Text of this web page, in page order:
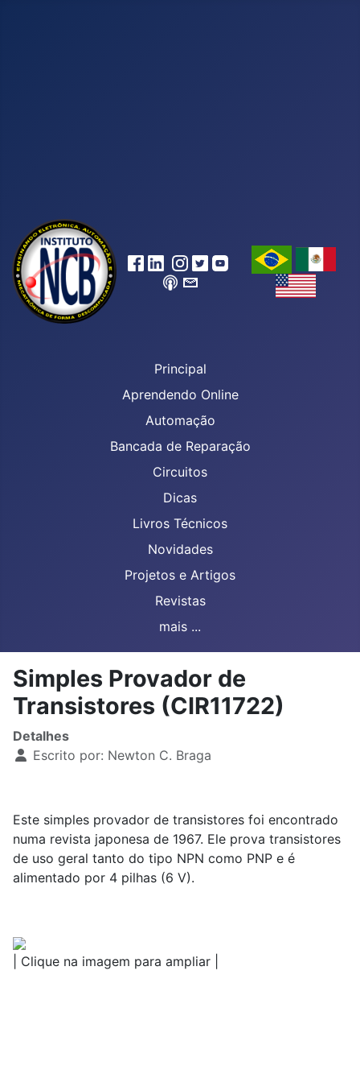
Principal
Aprendendo Online
Automação
Bancada de Reparação
Circuitos
Dicas
Livros Técnicos
Novidades
Projetos e Artigos
Revistas
mais ...
Simples Provador de
Transistores (CIR11722)
Detalhes
Escrito por: Newton C. Braga
Este simples provador de transistores foi encontrado
numa revista japonesa de 1967. Ele prova transistores
de uso geral tanto do tipo NPN como PNP e é
alimentado por 4 pilhas (6 V).
| Clique na imagem para ampliar |